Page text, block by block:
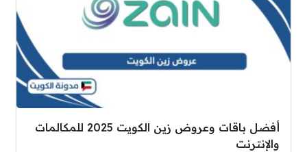
أفضل باقات وعروض زين الكويت 2025 للمكالمات
والإنترنت